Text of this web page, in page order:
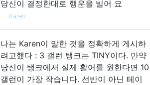
당신이 결정한대로 행운을 빌어 요
— Karen
나는 Karen이 말한 것을 정확하게 게시하
려고했다 : 3 갤런 탱크는 TINY이다. 만약
당신이 탱크에서 실제 활어를 원한다면 10
갤런이 가장 작습니다. 선반이 아닌 테이